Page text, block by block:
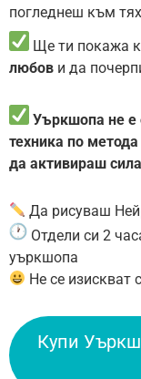
погледнеш към
Ще ти покажа
любов и да
Уъркшопа не е
техника по
да активираш
Да рисуваш
Отдели си 2
уъркшопа
Не се изискват
Купи